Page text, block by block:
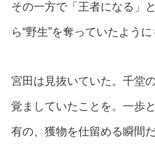
その一方で「王者になる」
ら“野生”を奪っていたように
宮田は見抜いていた。千堂
覚ましていたことを。一歩
有の、獲物を仕留める瞬間